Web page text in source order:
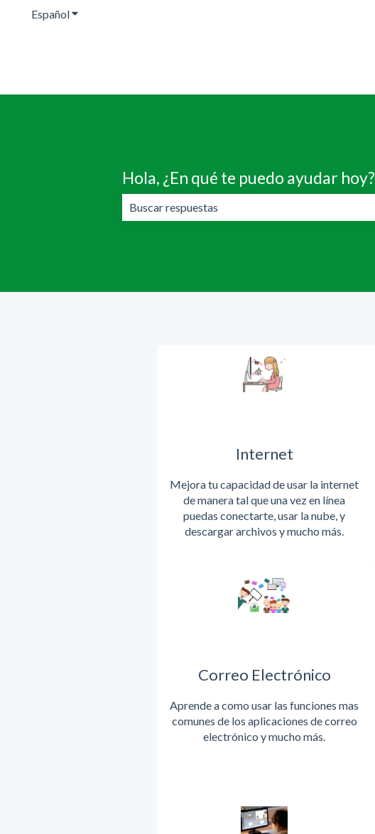
EspañolTraducciones de Mostrar submenú de
Hola, ¿En qué te puedo ayudar hoy?
Internet
Mejora tu capacidad de usar la internet
de manera tal que una vez en línea
puedas conectarte, usar la nube, y
descargar archivos y mucho más.
Correo Electrónico
Aprende a como usar las funciones mas
comunes de los aplicaciones de correo
electrónico y mucho más.